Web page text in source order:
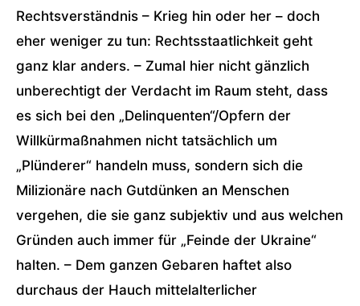
Rechtsverständnis – Krieg hin oder her – doch
eher weniger zu tun: Rechtsstaatlichkeit geht
ganz klar anders. – Zumal hier nicht gänzlich
unberechtigt der Verdacht im Raum steht, dass
es sich bei den „Delinquenten“/Opfern der
Willkürmaßnahmen nicht tatsächlich um
„Plünderer“ handeln muss, sondern sich die
Milizionäre nach Gutdünken an Menschen
vergehen, die sie ganz subjektiv und aus welchen
Gründen auch immer für „Feinde der Ukraine“
halten. – Dem ganzen Gebaren haftet also
durchaus der Hauch mittelalterlicher